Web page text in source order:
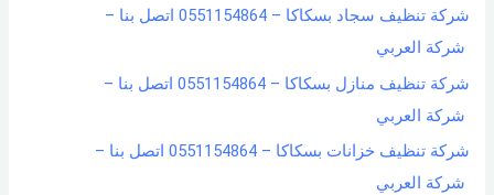
شركة تنظيف سجاد بسكاكا – 0551154864 اتصل بنا –
شركة العربي
شركة تنظيف منازل بسكاكا – 0551154864 اتصل بنا –
شركة العربي
شركة تنظيف خزانات بسكاكا – 0551154864 اتصل بنا –
شركة العربي